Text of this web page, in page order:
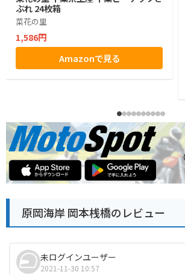
ぶれ 24枚箱
菜花の里
1,586円
Amazonで見る
原岡海岸 岡本桟橋のレビュー
未ログインユーザー
2021-11-30 10:57